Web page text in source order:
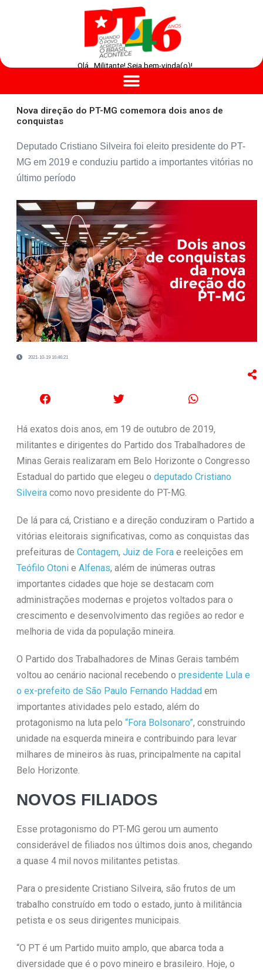
Olá , Militante! Seja bem-vinda(o)!
Nova direção do PT-MG comemora dois anos de
conquistas
Deputado Cristiano Silveira foi eleito presidente do PT-
MG em 2019 e conduziu partido a importantes vitórias no
último período
2021-10-19 16:46:21
Há exatos dois anos, em 19 de outubro de 2019,
militantes e dirigentes do Partido dos Trabalhadores de
Minas Gerais realizaram em Belo Horizonte o Congresso
Estadual do partido que elegeu o deputado Cristiano
Silveiracomo novo presidente do PT-MG.
De lá para cá, Cristiano e a direção conduziram o Partido a
vitórias eleitorais significativas, como as conquistas das
prefeituras de Contagem, Juiz de Forae reeleições em
Teófilo Otonie Alfenas, além de inúmeras outras
importantes cidades que hoje se destacam com
administrações modernas e projetos voltados para o
crescimento e desenvolvimento das regiões ao redor e
melhoria de vida da população mineira.
O Partido dos Trabalhadores de Minas Gerais também
voltou ao cenário nacional recebendo o presidente Lula e
o ex-prefeito de São Paulo Fernando Haddadem
importantes atividades pelo estado, além do
protagonismo na luta pelo “Fora Bolsonaro”, construindo
unidade na esquerda mineira e contribuindo para levar
milhares de mineiros às ruas, principalmente na capital
Belo Horizonte.
NOVOS FILIADOS
Esse protagonismo do PT-MG gerou um aumento
considerável de filiados nos últimos dois anos, chegando
a quase 4 mil novos militantes petistas.
Para o presidente Cristiano Silveira, são frutos de um
trabalho construído em todo o estado, junto à militância
petista e os seus dirigentes municipais.
“O PT é um Partido muito amplo, que abarca toda a
diversidade que é o povo mineiro e brasileiro. Hoje, o